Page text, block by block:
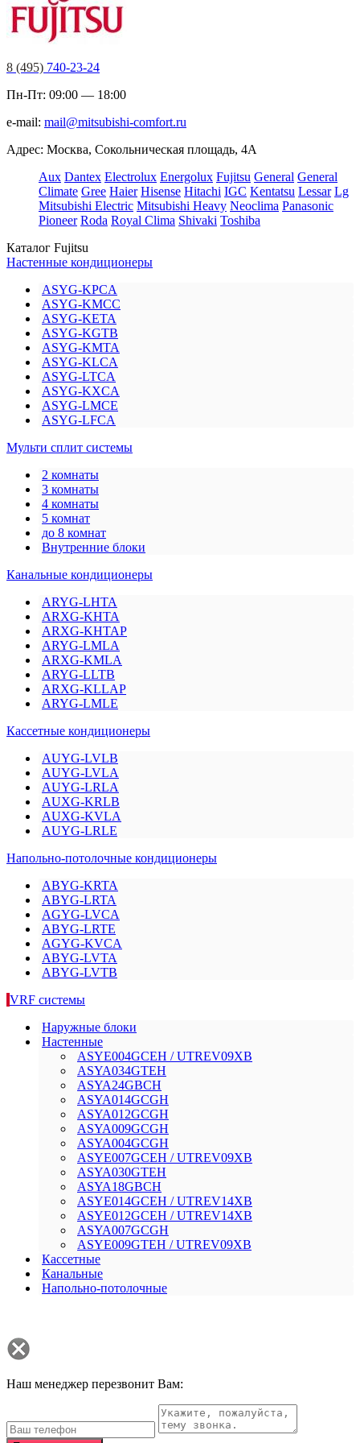
8 (495) 740-23-24
Пн-Пт: 09:00 — 18:00
e-mail: mail@mitsubishi-comfort.ru
Адрес: Москва, Сокольническая площадь, 4А
Aux Dantex Electrolux Energolux Fujitsu General General
Climate Gree Haier Hisense Hitachi IGC Kentatsu Lessar Lg
Mitsubishi Electric Mitsubishi Heavy Neoclima Panasonic
Pioneer Roda Royal Clima Shivaki Toshiba
Каталог Fujitsu
Настенные кондиционеры
ASYG-KPCA
ASYG-KMCC
ASYG-KETA
ASYG-KGTB
ASYG-KMTA
ASYG-KLCA
ASYG-LTCA
ASYG-KXCA
ASYG-LMCE
ASYG-LFCA
Мульти сплит системы
2 комнаты
3 комнаты
4 комнаты
5 комнат
до 8 комнат
Внутренние блоки
Канальные кондиционеры
ARYG-LHTA
ARXG-KHTA
ARXG-KHTAP
ARYG-LMLA
ARXG-KMLA
ARYG-LLTB
ARXG-KLLAP
ARYG-LMLE
Кассетные кондиционеры
AUYG-LVLB
AUYG-LVLA
AUYG-LRLA
AUXG-KRLB
AUXG-KVLA
AUYG-LRLE
Напольно-потолочные кондиционеры
ABYG-KRTA
ABYG-LRTA
AGYG-LVCA
ABYG-LRTE
AGYG-KVCA
ABYG-LVTA
ABYG-LVTB
VRF системы
Наружные блоки
Настенные
ASYE004GCEH / UTREV09XB
ASYA034GТЕH
ASYA24GВCH
ASYA014GCGH
ASYA012GCGH
ASYA009GCGH
ASYA004GCGH
ASYE007GCEH / UTREV09XB
ASYA030GТЕH
ASYA18GВCH
ASYE014GСEH / UTREV14XB
ASYE012GСEH / UTREV14XB
ASYA007GCGH
ASYE009GTEH / UTREV09XB
Кассетные
Канальные
Напольно-потолочные
Наш менеджер перезвонит Вам: